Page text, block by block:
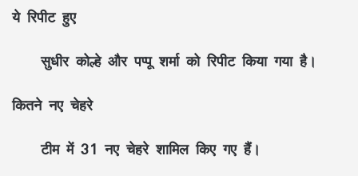
ये रिपीट हुए
सुधीर कोल्हे और पप्पू शर्मा को रिपीट किया गया है।
कितने नए चेहरे
टीम में 31 नए चेहरे शामिल किए गए हैं।